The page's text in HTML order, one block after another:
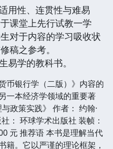
用性、连贯性与难易
课堂上先行试教一学
对于内容的学习吸收状
稿之参考。
易学的教科书。
币银行学（二版）》内容的
一本经济学领域的重要著
政策实践》 作者： 约翰·
： 环球学术出版社 装帧：
元 推荐语 本书是理解当代
籍。它以严谨的理论框架，